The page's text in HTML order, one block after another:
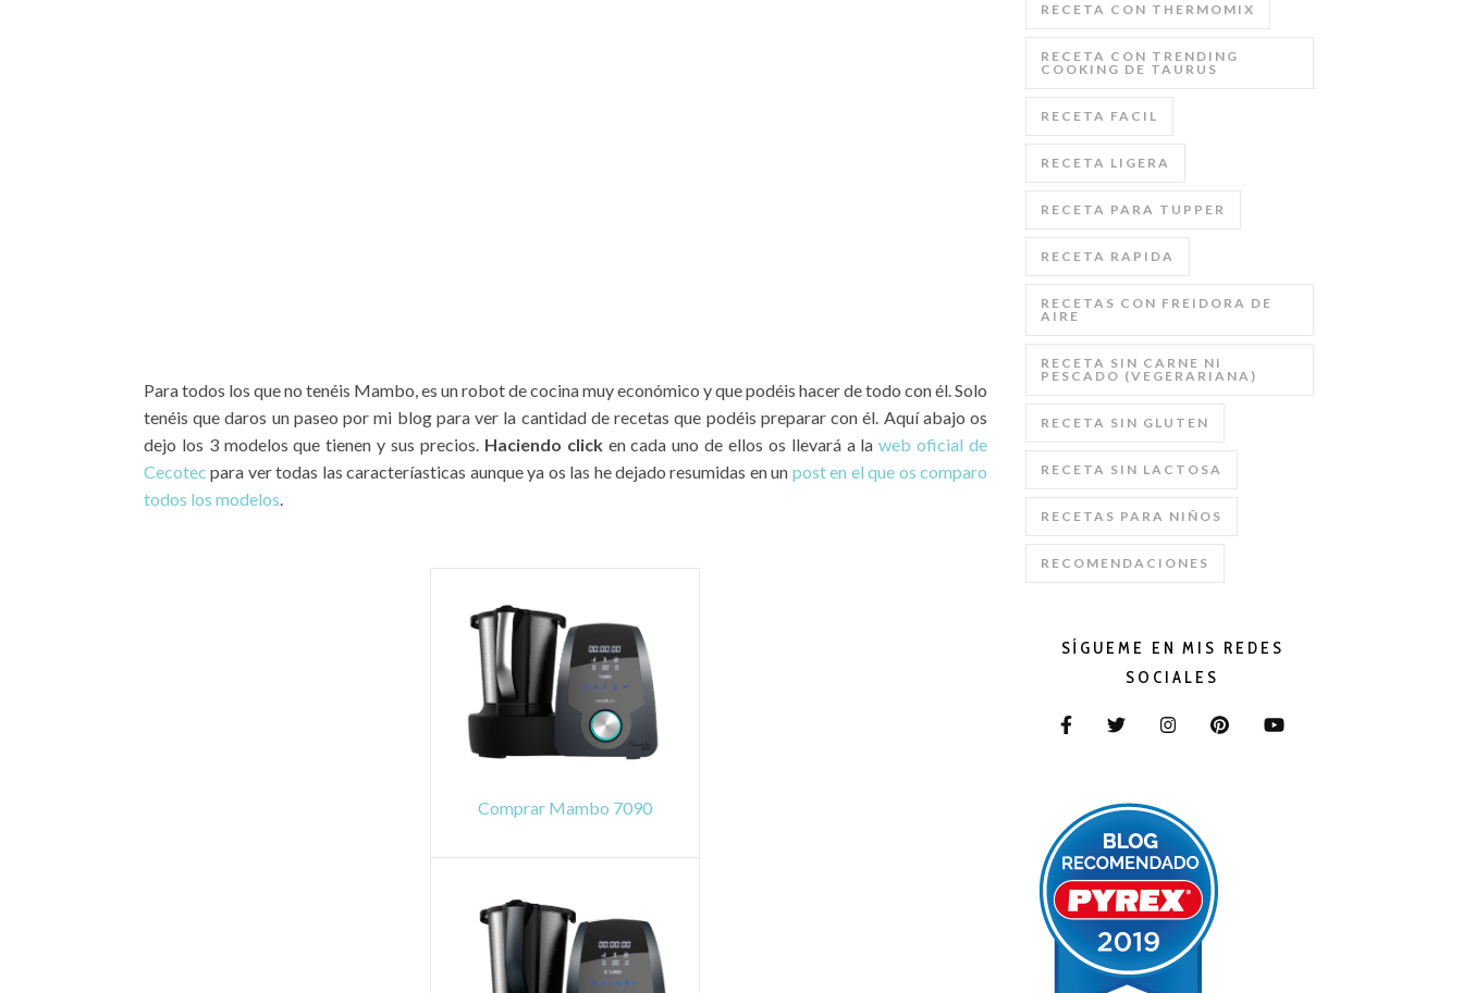
Para todos los que no tenéis Mambo, es un robot de cocina muy económico y que podéis hacer de todo con él. Solo
tenéis que daros un paseo por mi blog para ver la cantidad de recetas que podéis preparar con él. Aquí abajo os
dejo los 3 modelos que tienen y sus precios. Haciendo clicken cada uno de ellos os llevará a laweb oficial de
Cecotec para ver todas las caracteríasticas aunque ya os las he dejado resumidas en un post en el que os comparo
todos los modelos
Comprar Mambo 7090
RECETA CON THERMOMIX
RECETA CON TRENDING
COOKING DE TAURUS
RECETA FACIL
RECETA LIGERA
RECETA PARA TUPPER
RECETA RAPIDA
RECETAS CON FREIDORA DE
AIRE
RECETA SIN CARNE NI
PESCADO (VEGERARIANA)
RECETA SIN GLUTEN
RECETA SIN LACTOSA
RECETAS PARA NIÑOS
RECOMENDACIONES
SÍGUEME EN MIS REDES
SOCIALES